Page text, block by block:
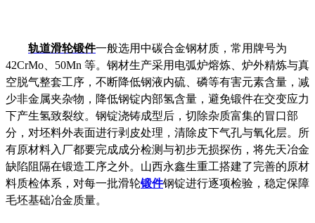
轨道滑轮锻件一般选用中碳合金钢材质，常用牌号为
42CrMo、50Mn 等。钢材生产采用电弧炉熔炼、炉外精炼与真
空脱气整套工序，不断降低钢液内硫、磷等有害元素含量，减
少非金属夹杂物，降低钢锭内部氢含量，避免锻件在交变应力
下产生氢致裂纹。钢锭浇铸成型后，切除杂质富集的冒口部
分，对坯料外表面进行剥皮处理，清除皮下气孔与氧化层。所
有原材料入厂都要完成成分检测与初步无损探伤，将先天冶金
缺陷阻隔在锻造工序之外。山西永鑫生重工搭建了完善的原材
料质检体系，对每一批滑轮锻件钢锭进行逐项检验，稳定保障
毛坯基础冶金质量。